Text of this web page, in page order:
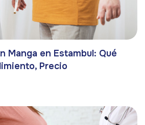
Manga en Estambul: Qué
Precio